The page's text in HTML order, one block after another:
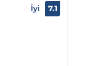
İyi 7.1